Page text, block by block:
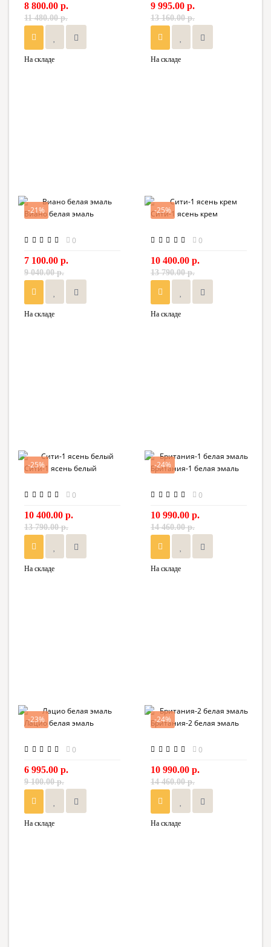
8 800.00 р.
11 480.00 р.
На складе
9 995.00 р.
13 160.00 р.
На складе
-21%
Виано белая эмаль
0
7 100.00 р.
9 040.00 р.
На складе
-25%
Сити-1 ясень крем
0
10 400.00 р.
13 790.00 р.
На складе
-25%
Сити-1 ясень белый
0
10 400.00 р.
13 790.00 р.
На складе
-24%
Британия-1 белая эмаль
0
10 990.00 р.
14 460.00 р.
На складе
-23%
Лацио белая эмаль
0
6 995.00 р.
9 100.00 р.
На складе
-24%
Британия-2 белая эмаль
0
10 990.00 р.
14 460.00 р.
На складе